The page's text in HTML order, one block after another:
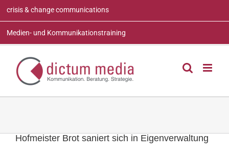
crisis & change communications
Medien- und Kommunikationstraining
Hofmeister Brot saniert sich in Eigenverwaltung